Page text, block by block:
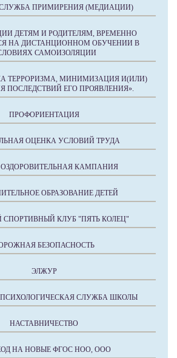
ПРИМИРЕНИЯ (МЕДИАЦИИ)
ДЕТЯМ И РОДИТЕЛЯМ, ВРЕМЕННО
НА ДИСТАНЦИОННОМ ОБУЧЕНИИ В
САМОИЗОЛЯЦИИ
ТЕРРОРИЗМА, МИНИМИЗАЦИЯ И(ИЛИ)
ПОСЛЕДСТВИЙ ЕГО ПРОЯВЛЕНИЯ».
ПРОФОРИЕНТАЦИЯ
ОЦЕНКА УСЛОВИЙ ТРУДА
ОЗДОРОВИТЕЛЬНАЯ КАМПАНИЯ
ОБРАЗОВАНИЕ ДЕТЕЙ
КЛУБ "ПЯТЬ КОЛЕЦ"
БЕЗОПАСНОСТЬ
ЭЛЖУР
СЛУЖБА ШКОЛЫ
НАСТАВНИЧЕСТВО
НА НОВЫЕ ФГОС НОО, ООО